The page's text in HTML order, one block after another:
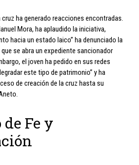
ha generado reacciones encontradas.
Mora, ha aplaudido la iniciativa,
hacia un estado laico” ha denunciado la
se abra un expediente sancionador
el joven ha pedido en sus redes
este tipo de patrimonio” y ha
de creación de la cruz hasta su
Fe y